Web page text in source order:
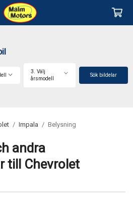
3. Välj
årsmodell
Sök bildelar
/ Impala / Belysning
andra
till Chevrolet